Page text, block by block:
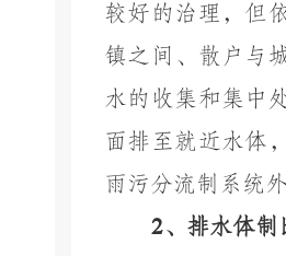
较好的治理，但
镇之间、散户与
水的收集和集中
面排至就近水体
雨污分流制系统
2、排水体制